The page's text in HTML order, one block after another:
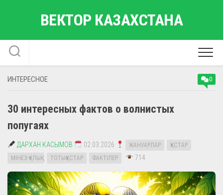
ВЕКТОР КАЗАХСТАНА
ИНТЕРЕСНОЕ 0
30 интересных фактов о волнистых
попугаях
ДАРХАН КАСЫМОВ 02.03.2026 ЖАНУАРЛАР
ҚҰСТАР
МІНЕЗ-ҚҰЛЫҚ
ТОТЫҚҰСТАР ФАКТІЛЕР 714